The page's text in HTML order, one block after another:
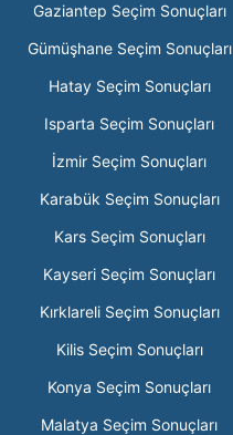
Gaziantep Seçim Sonuçları
Gümüşhane Seçim Sonuçları
Hatay Seçim Sonuçları
Isparta Seçim Sonuçları
İzmir Seçim Sonuçları
Karabük Seçim Sonuçları
Kars Seçim Sonuçları
Kayseri Seçim Sonuçları
Kırklareli Seçim Sonuçları
Kilis Seçim Sonuçları
Konya Seçim Sonuçları
Malatya Seçim Sonuçları